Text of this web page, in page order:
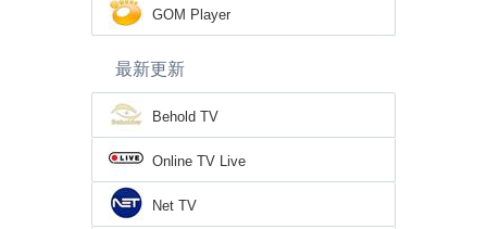
GOM Player
最新更新
Behold TV
Online TV Live
Net TV